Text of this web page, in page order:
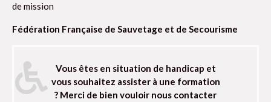
de mission
Fédération Française de Sauvetage et de Secourisme
Vous êtes en situation de handicap et
vous souhaitez assister à une formation
? Merci de bien vouloir nous contacter